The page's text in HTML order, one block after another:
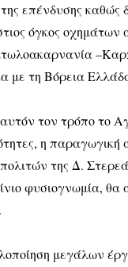
επένδυσης
όγκος
με τη Βόρεια
τον τρόπο το
η
της Δ.
φυσιογνωμία,
μεγάλων